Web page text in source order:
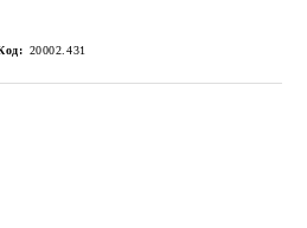
20002.431